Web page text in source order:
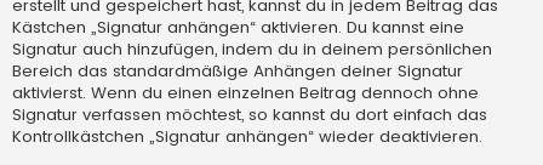
erstellt und gespeichert hast, kannst du in jedem Beitrag das
Kästchen „Signatur anhängen“ aktivieren. Du kannst eine
Signatur auch hinzufügen, indem du in deinem persönlichen
Bereich das standardmäßige Anhängen deiner Signatur
aktivierst. Wenn du einen einzelnen Beitrag dennoch ohne
Signatur verfassen möchtest, so kannst du dort einfach das
Kontrollkästchen „Signatur anhängen“ wieder deaktivieren.